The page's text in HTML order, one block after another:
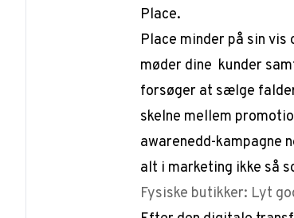
Place.
Place minder på sin vis
møder dine kunder
forsøger at sælge
skelne mellem
awarenedd-kampagne
alt i marketing ikke så
Fysiske butikker: Lyt